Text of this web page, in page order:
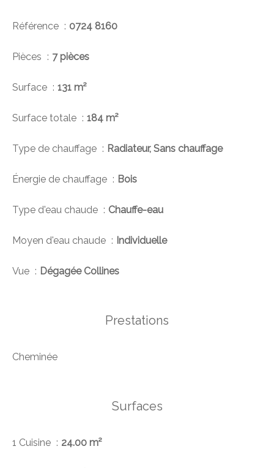
Référence 0724 8160
Pièces 7 pièces
Surface 131 m²
Surface totale 184 m²
Type de chauffage Radiateur, Sans chauffage
Énergie de chauffage Bois
Type d'eau chaude Chauffe-eau
Moyen d'eau chaude Individuelle
Vue Dégagée Collines
Prestations
Cheminée
Surfaces
1 Cuisine 24.00 m²